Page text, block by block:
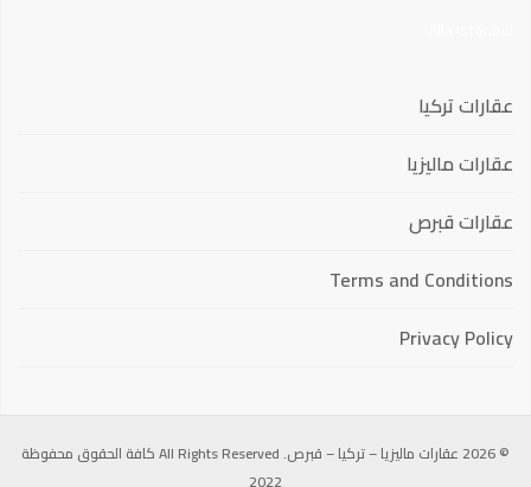
عقارات تركيا
عقارات ماليزيا
عقارات قبرص
Terms and Conditions
Privacy Policy
© 2026 عقارات ماليزيا – تركيا – قبرص. All Rights Reserved كافة الحقوق محفوظة